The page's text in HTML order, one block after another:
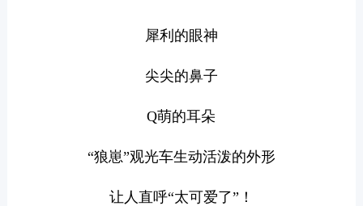
犀利的眼神
尖尖的鼻子
Q萌的耳朵
“狼崽”观光车生动活泼的外形
让人直呼“太可爱了”！